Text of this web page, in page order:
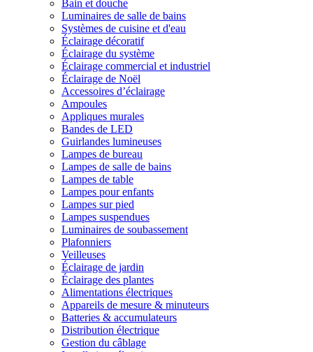
Bain et douche
Luminaires de salle de bains
Systèmes de cuisine et d'eau
Éclairage décoratif
Éclairage du système
Éclairage commercial et industriel
Éclairage de Noël
Accessoires d’éclairage
Ampoules
Appliques murales
Bandes de LED
Guirlandes lumineuses
Lampes de bureau
Lampes de salle de bains
Lampes de table
Lampes pour enfants
Lampes sur pied
Lampes suspendues
Luminaires de soubassement
Plafonniers
Veilleuses
Éclairage de jardin
Éclairage des plantes
Alimentations électriques
Appareils de mesure & minuteurs
Batteries & accumulateurs
Distribution électrique
Gestion du câblage